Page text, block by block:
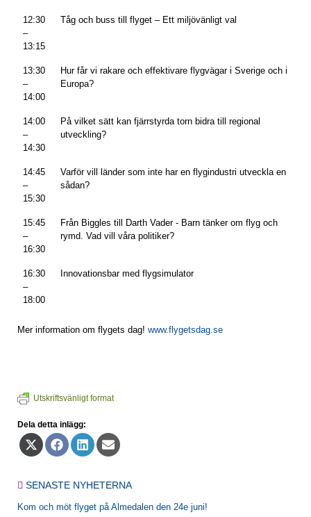
12:30
–
13:15
Tåg och buss till flyget – Ett miljövänligt val
13:30
–
14:00
Hur får vi rakare och effektivare flygvägar i Sverige och i
Europa?
14:00
–
14:30
På vilket sätt kan fjärrstyrda torn bidra till regional
utveckling?
14:45
–
15:30
Varför vill länder som inte har en flygindustri utveckla en
sådan?
15:45
–
16:30
Från Biggles till Darth Vader - Barn tänker om flyg och
rymd. Vad vill våra politiker?
16:30
–
18:00
Innovationsbar med flygsimulator
Mer information om flygets dag! www.flygetsdag.se
Utskriftsvänligt format
Dela detta inlägg:
Dela
på
Dela
på
Dela
på
Dela
på
SENASTE NYHETERNA
Kom och möt flyget på Almedalen den 24e juni!